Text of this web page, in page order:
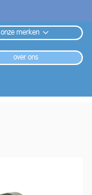
onze merken
over ons